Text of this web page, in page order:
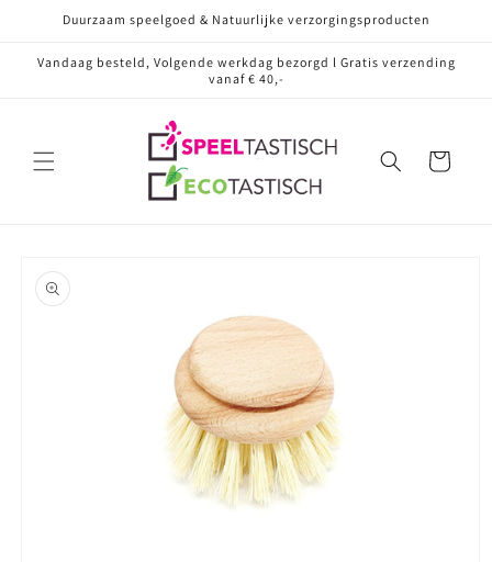
naar de
Duurzaam speelgoed & Natuurlijke verzorgingsproducten
Vandaag besteld, Volgende werkdag bezorgd l Gratis verzending
vanaf € 40,-
Winkelwagen
direct naar